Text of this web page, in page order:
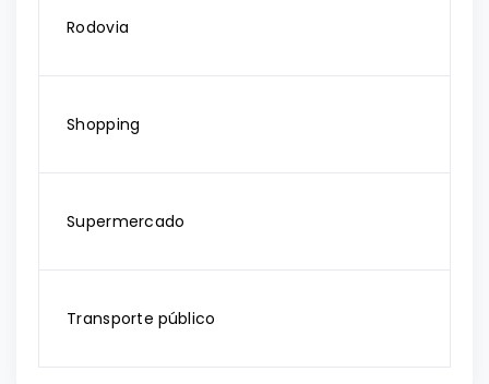
Rodovia
Shopping
Supermercado
Transporte público